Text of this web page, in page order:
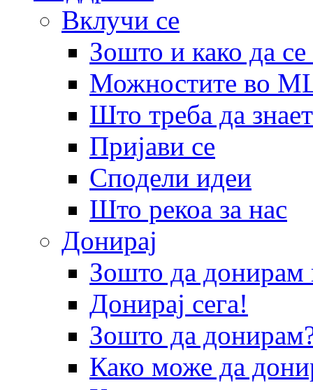
Вклучи се
Зошто и како да
Можностите во
Што треба да
Пријави се
Сподели идеи
Што рекоа за нас
Донирај
Зошто да
Донирај сега!
Зошто да
Како може да